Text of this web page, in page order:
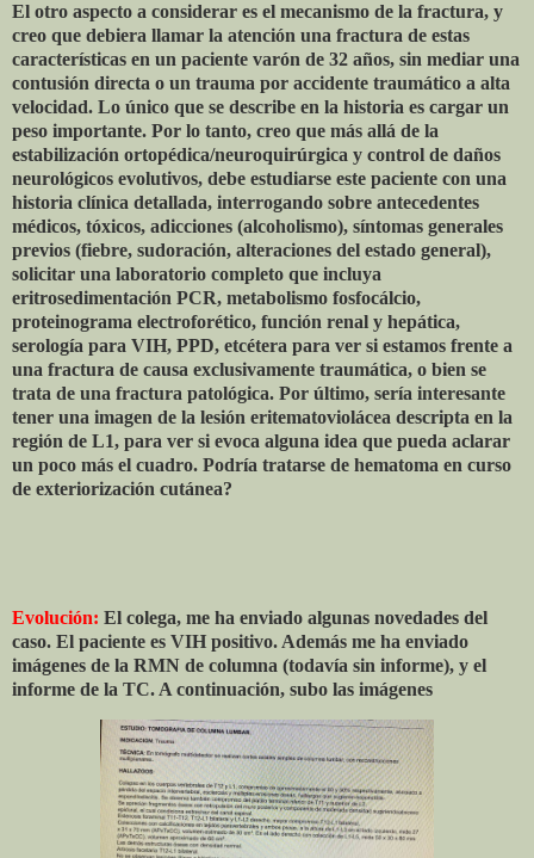
El otro aspecto a considerar es el mecanismo de la fractura, y
creo que debiera llamar la atención una fractura de estas
características en un paciente varón de 32 años, sin mediar una
contusión directa o un trauma por accidente traumático a alta
velocidad. Lo único que se describe en la historia es cargar un
peso importante. Por lo tanto, creo que más allá de la
estabilización ortopédica/neuroquirúrgica y control de daños
neurológicos evolutivos, debe estudiarse este paciente con una
historia clínica detallada, interrogando sobre antecedentes
médicos, tóxicos, adicciones (alcoholismo), síntomas generales
previos (fiebre, sudoración, alteraciones del estado general),
solicitar una laboratorio completo que incluya
eritrosedimentación PCR, metabolismo fosfocálcio,
proteinograma electroforético, función renal y hepática,
serología para VIH, PPD, etcétera para ver si estamos frente a
una fractura de causa exclusivamente traumática, o bien se
trata de una fractura patológica. Por último, sería interesante
tener una imagen de la lesión eritematoviolácea descripta en la
región de L1, para ver si evoca alguna idea que pueda aclarar
un poco más el cuadro. Podría tratarse de hematoma en curso
de exteriorización cutánea?
Evolución: El colega, me ha enviado algunas novedades del
caso. El paciente es VIH positivo. Además me ha enviado
imágenes de la RMN de columna (todavía sin informe), y el
informe de la TC. A continuación, subo las imágenes